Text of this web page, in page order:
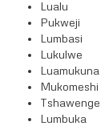
Lualu
Pukweji
Lumbasi
Lukulwe
Luamukuna
Mukomeshi
Tshawenge
Lumbuka